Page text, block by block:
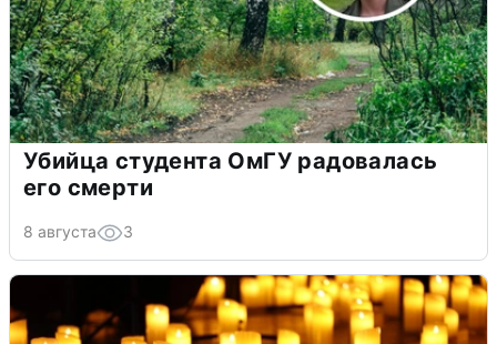
Убийца студента ОмГУ радовалась
его смерти
8 августа 3